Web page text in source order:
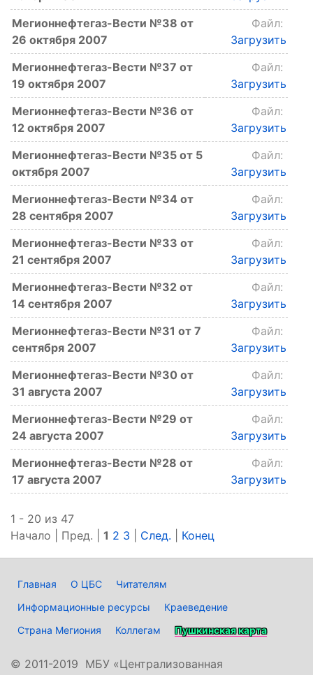
Мегионнефтегаз-Вести №38 от
26 октября 2007
Файл:
Загрузить
Мегионнефтегаз-Вести №37 от
19 октября 2007
Файл:
Загрузить
Мегионнефтегаз-Вести №36 от
12 октября 2007
Файл:
Загрузить
Мегионнефтегаз-Вести №35 от 5
октября 2007
Файл:
Загрузить
Мегионнефтегаз-Вести №34 от
28 сентября 2007
Файл:
Загрузить
Мегионнефтегаз-Вести №33 от
21 сентября 2007
Файл:
Загрузить
Мегионнефтегаз-Вести №32 от
14 сентября 2007
Файл:
Загрузить
Мегионнефтегаз-Вести №31 от 7
сентября 2007
Файл:
Загрузить
Мегионнефтегаз-Вести №30 от
31 августа 2007
Файл:
Загрузить
Мегионнефтегаз-Вести №29 от
24 августа 2007
Файл:
Загрузить
Мегионнефтегаз-Вести №28 от
17 августа 2007
Файл:
Загрузить
1 - 20 из 47
Начало | Пред. | 1 2 3 След. Конец
Главная О ЦБС
Читателям
Информационные ресурсы
Краеведение
Страна Мегиония
Коллегам Пушкинская карта
© 2011-2019 МБУ «Централизованная